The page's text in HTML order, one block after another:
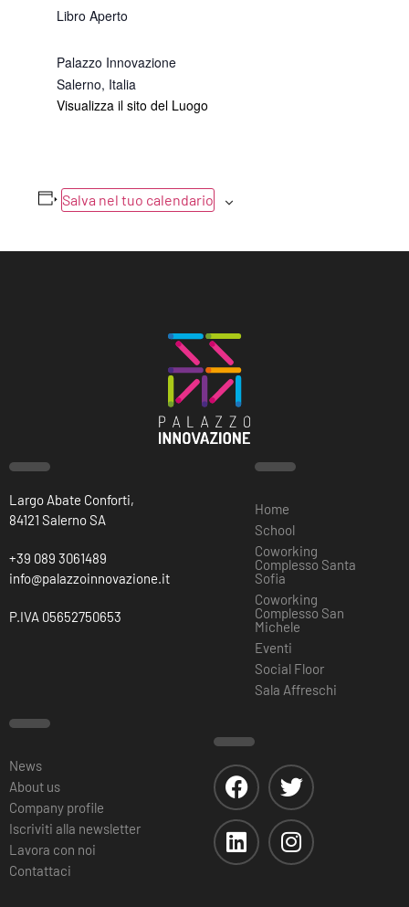
Palazzo Innovazione
Salerno, Italia
Visualizza il sito del Luogo
Libro Aperto
Salva nel tuo calendario
Largo Abate Conforti,
84121 Salerno SA
+39 089 3061489
info@palazzoinnovazione.it
P.IVA 05652750653
Home
School
Coworking
Complesso Santa
Sofia
Coworking
Complesso San
Michele
Eventi
Social Floor
Sala Affreschi
News
About us
Company profile
Iscriviti alla newsletter
Lavora con noi
Contattaci